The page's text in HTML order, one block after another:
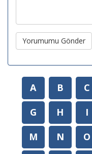
Yorumumu Gönder
A B C
G
H I
M
N O